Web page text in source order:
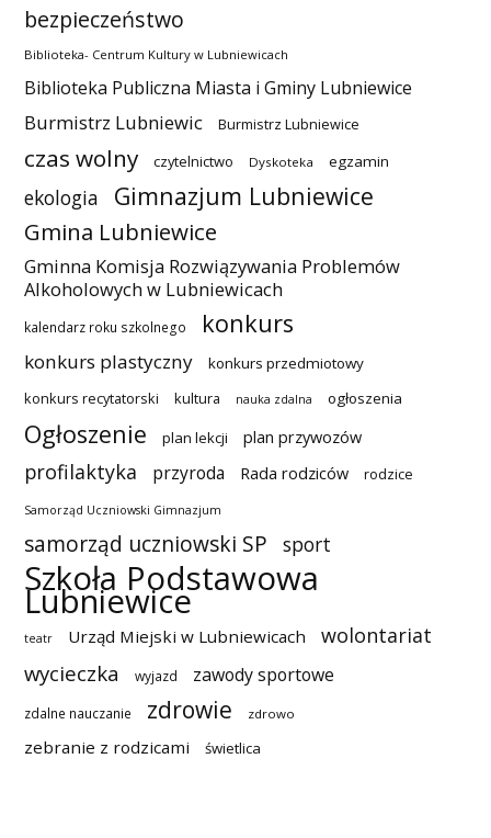
bezpieczeństwo
Biblioteka- Centrum Kultury w Lubniewicach
Biblioteka Publiczna Miasta i Gminy Lubniewice
Burmistrz Lubniewic Burmistrz Lubniewice
czas wolny czytelnictwo Dyskoteka egzamin
ekologia Gimnazjum Lubniewice
Gmina Lubniewice
Gminna Komisja Rozwiązywania Problemów
Alkoholowych w Lubniewicach
kalendarz roku szkolnego konkurs
konkurs plastyczny
konkurs przedmiotowy
konkurs recytatorski
kultura nauka zdalna ogłoszenia
Ogłoszenie plan lekcji plan przywozów
profilaktyka przyroda Rada rodziców rodzice
Samorząd Uczniowski Gimnazjum
samorząd uczniowski SP sport
Szkoła Podstawowa
Lubniewice
teatr Urząd Miejski w Lubniewicach wolontariat
wycieczka wyjazd zawody sportowe
zdalne nauczanie zdrowie zdrowo
zebranie z rodzicami świetlica